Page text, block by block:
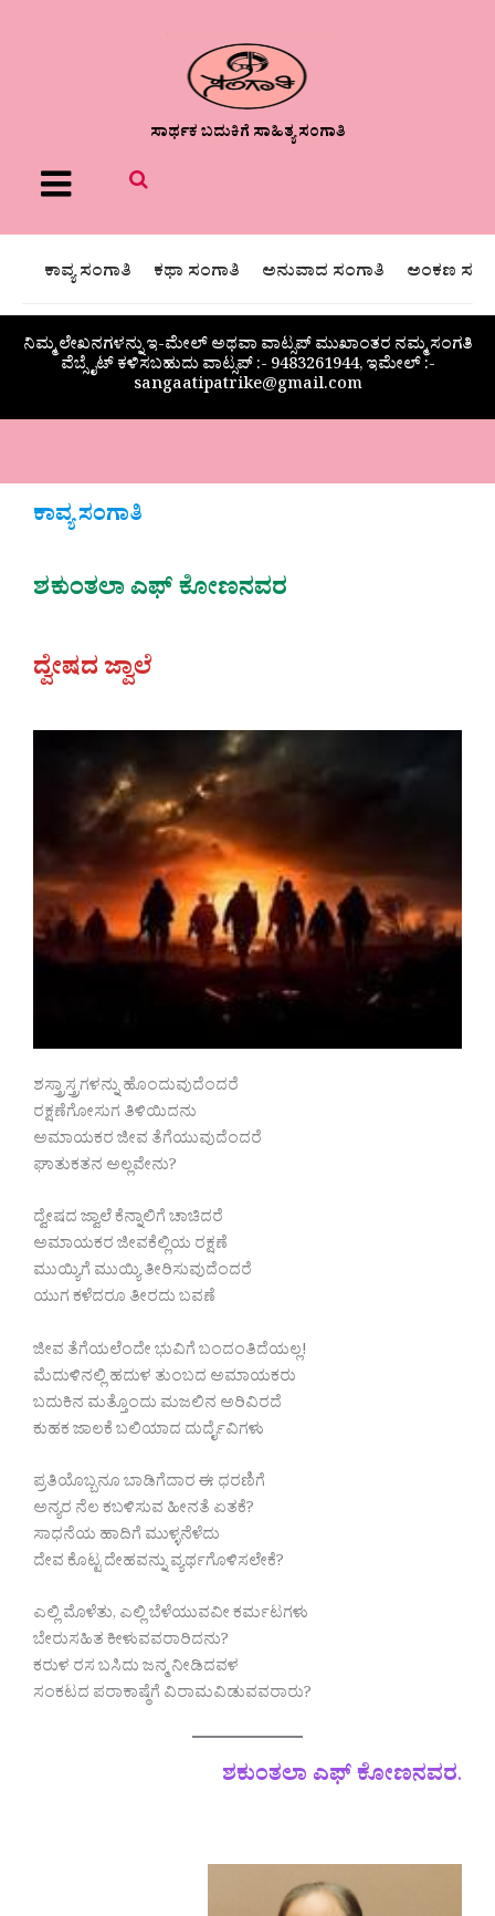
ಸಾರ್ಥಕ ಬದುಕಿಗೆ ಸಾಹಿತ್ಯ ಸಂಗಾತಿ
Menu
ಕಾವ್ಯ ಸಂಗಾತಿ ಕಥಾ ಸಂಗಾತಿ ಅನುವಾದ ಸಂಗಾತಿ ಅಂಕಣ
ನಿಮ್ಮ ಲೇಖನಗಳನ್ನು ಇ-ಮೇಲ್ ಅಥವಾ ವಾಟ್ಸಪ್ ಮುಖಾಂತರ ನಮ್ಮ ಸಂಗತಿ
ವೆಬ್ಸೈಟ್ ಕಳಿಸಬಹುದು ವಾಟ್ಸಪ್‌ :- 9483261944, ಇಮೇಲ್ :-
sangaatipatrike@gmail.com
ಕಾವ್ಯ ಸಂಗಾತಿ
ಶಕುಂತಲಾ ಎಫ್ ಕೋಣನವರ
ದ್ವೇಷದ ಜ್ವಾಲೆ
ಶಸ್ತ್ರಾಸ್ತ್ರಗಳನ್ನು ಹೊಂದುವುದೆಂದರೆ
ರಕ್ಷಣೆಗೋಸುಗ ತಿಳಿಯಿದನು
ಅಮಾಯಕರ ಜೀವ ತೆಗೆಯುವುದೆಂದರೆ
ಘಾತುಕತನ ಅಲ್ಲವೇನು?
ದ್ವೇಷದ ಜ್ವಾಲೆ ಕೆನ್ನಾಲಿಗೆ ಚಾಚಿದರೆ
ಅಮಾಯಕರ ಜೀವಕೆಲ್ಲಿಯ ರಕ್ಷಣೆ
ಮುಯ್ಯಿಗೆ ಮುಯ್ಯಿ ತೀರಿಸುವುದೆಂದರೆ
ಯುಗ ಕಳೆದರೂ ತೀರದು ಬವಣೆ
ಜೀವ ತೆಗೆಯಲೆಂದೇ ಭುವಿಗೆ ಬಂದಂತಿದೆಯಲ್ಲ!
ಮೆದುಳಿನಲ್ಲಿ ಹದುಳ ತುಂಬದ ಅಮಾಯಕರು
ಬದುಕಿನ ಮತ್ತೊಂದು ಮಜಲಿನ ಅರಿವಿರದೆ
ಕುಹಕ ಜಾಲಕೆ ಬಲಿಯಾದ ದುರ್ದೈವಿಗಳು
ಪ್ರತಿಯೊಬ್ಬನೂ ಬಾಡಿಗೆದಾರ ಈ ಧರಣಿಗೆ
ಅನ್ಯರ ನೆಲ ಕಬಳಿಸುವ ಹೀನತೆ ಏತಕೆ?
ಸಾಧನೆಯ ಹಾದಿಗೆ ಮುಳ್ಳನೆಳೆದು
ದೇವ ಕೊಟ್ಟ ದೇಹವನ್ನು ವ್ಯರ್ಥಗೊಳಿಸಲೇಕೆ?
ಎಲ್ಲಿ ಮೊಳೆತು, ಎಲ್ಲಿ ಬೆಳೆಯುವವೀ ಕರ್ಮಟಗಳು
ಬೇರುಸಹಿತ ಕೀಳುವವರಾರಿದನು?
ಕರುಳ ರಸ ಬಸಿದು ಜನ್ಮ ನೀಡಿದವಳ
ಸಂಕಟದ ಪರಾಕಾಷ್ಠೆಗೆ ವಿರಾಮವಿಡುವವರಾರು?
ಶಕುಂತಲಾ ಎಫ್ ಕೋಣನವರ.